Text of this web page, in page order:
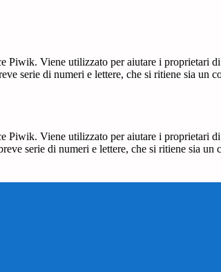
Piwik. Viene utilizzato per aiutare i proprietari
serie di numeri e lettere, che si ritiene sia un
Piwik. Viene utilizzato per aiutare i proprietari
serie di numeri e lettere, che si ritiene sia